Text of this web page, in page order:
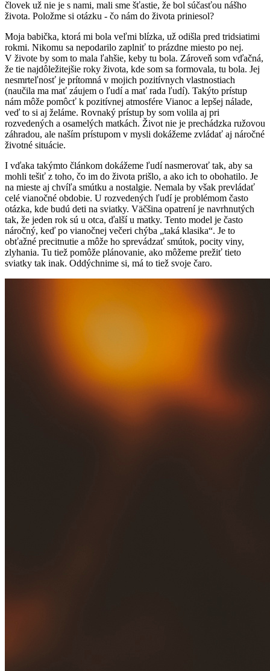
človek už nie je s nami, mali sme šťastie, že bol súčasťou nášho
života. Položme si otázku - čo nám do života priniesol?
Moja babička, ktorá mi bola veľmi blízka, už odišla pred tridsiatimi
rokmi. Nikomu sa nepodarilo zaplniť to prázdne miesto po nej.
V živote by som to mala ľahšie, keby tu bola. Zároveň som vďačná,
že tie najdôležitejšie roky života, kde som sa formovala, tu bola. Jej
nesmrteľnosť je prítomná v mojich pozitívnych vlastnostiach
(naučila ma mať záujem o ľudí a mať rada ľudí). Takýto prístup
nám môže pomôcť k pozitívnej atmosfére Vianoc a lepšej nálade,
veď to si aj želáme. Rovnaký prístup by som volila aj pri
rozvedených a osamelých matkách. Život nie je prechádzka ružovou
záhradou, ale naším prístupom v mysli dokážeme zvládať aj náročné
životné situácie.
I vďaka takýmto článkom dokážeme ľudí nasmerovať tak, aby sa
mohli tešiť z toho, čo im do života prišlo, a ako ich to obohatilo. Je
na mieste aj chvíľa smútku a nostalgie. Nemala by však prevládať
celé vianočné obdobie. U rozvedených ľudí je problémom často
otázka, kde budú deti na sviatky. Väčšina opatrení je navrhnutých
tak, že jeden rok sú u otca, ďalší u matky. Tento model je často
náročný, keď po vianočnej večeri chýba „taká klasika“. Je to
obťažné precitnutie a môže ho sprevádzať smútok, pocity viny,
zlyhania. Tu tiež pomôže plánovanie, ako môžeme prežiť tieto
sviatky tak inak. Oddýchnime si, má to tiež svoje čaro.